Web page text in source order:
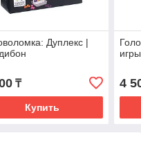
Дуплекс |
₸
Купить
4